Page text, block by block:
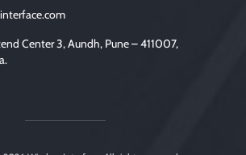
Center 3, Aundh, Pune – 411007,